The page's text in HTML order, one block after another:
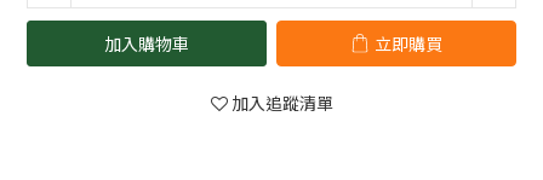
加入購物車 立即購買
加入追蹤清單